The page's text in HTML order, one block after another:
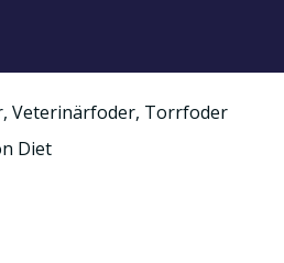
, Veterinärfoder, Torrfoder
Diet